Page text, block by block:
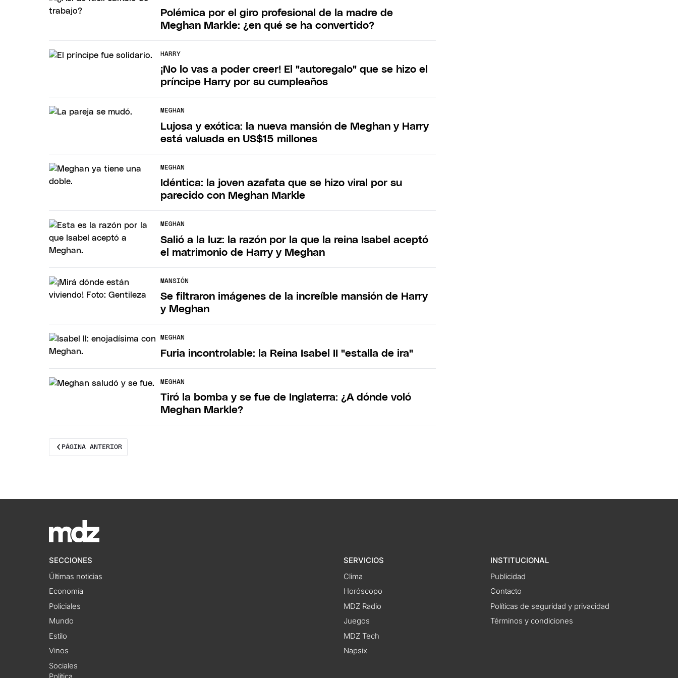
Polémica por el giro profesional de la madre de
Meghan Markle: ¿en qué se ha convertido?
HARRY
¡No lo vas a poder creer! El "autoregalo" que se hizo el
príncipe Harry por su cumpleaños
MEGHAN
Lujosa y exótica: la nueva mansión de Meghan y Harry
está valuada en US$15 millones
MEGHAN
Idéntica: la joven azafata que se hizo viral por su
parecido con Meghan Markle
MEGHAN
Salió a la luz: la razón por la que la reina Isabel aceptó
el matrimonio de Harry y Meghan
MANSIÓN
Se filtraron imágenes de la increíble mansión de Harry
y Meghan
MEGHAN
Furia incontrolable: la Reina Isabel II "estalla de ira"
MEGHAN
Tiró la bomba y se fue de Inglaterra: ¿A dónde voló
Meghan Markle?
PÁGINA ANTERIOR
SECCIONES
Últimas noticias
Economía
Policiales
Mundo
Estilo
Vinos
Sociales
SERVICIOS
Clima
Horóscopo
MDZ Radio
Juegos
MDZ Tech
Napsix
INSTITUCIONAL
Publicidad
Contacto
Políticas de seguridad y privacidad
Términos y condiciones